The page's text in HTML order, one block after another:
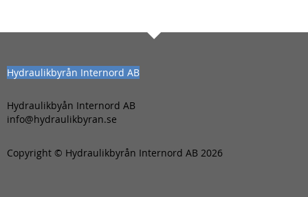
Hydraulikbyrån Internord AB
Hydraulikbyån Internord AB
info@hydraulikbyran.se
Copyright © Hydraulikbyrån Internord AB 2026